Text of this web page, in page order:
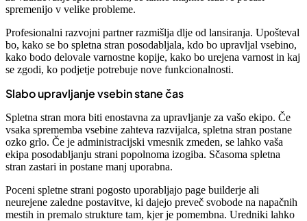
spremenijo v velike probleme.
Profesionalni razvojni partner razmišlja dlje od lansiranja. Upošteval
bo, kako se bo spletna stran posodabljala, kdo bo upravljal vsebino,
kako bodo delovale varnostne kopije, kako bo urejena varnost in kaj
se zgodi, ko podjetje potrebuje nove funkcionalnosti.
Slabo upravljanje vsebin stane čas
Spletna stran mora biti enostavna za upravljanje za vašo ekipo. Če
vsaka sprememba vsebine zahteva razvijalca, spletna stran postane
ozko grlo. Če je administracijski vmesnik zmeden, se lahko vaša
ekipa posodabljanju strani popolnoma izogiba. Sčasoma spletna
stran zastari in postane manj uporabna.
Poceni spletne strani pogosto uporabljajo page builderje ali
neurejene zaledne postavitve, ki dajejo preveč svobode na napačnih
mestih in premalo strukture tam, kjer je pomembna. Uredniki lahko